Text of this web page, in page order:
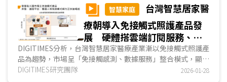
智慧家庭
台灣智慧居家醫
療朝導入免接觸式照護產品發
展 硬體搭雲端訂閱服務、軟
體平台採免月費模式
DIGITIMES分析，台灣智慧居家醫療產業漸以免接觸式照護產
品為趨勢，市場呈「免接觸感測、數據服務」整合模式，顯示
產業正朝技術與數據驅動轉型。硬體商發展硬體驅動...
DIGITIMES研究團隊 2026-01-28